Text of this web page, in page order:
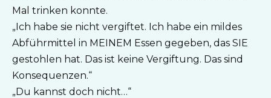
Mal trinken konnte.
„Ich habe sie nicht vergiftet. Ich habe ein mildes
Abführmittel in MEINEM Essen gegeben, das SIE
gestohlen hat. Das ist keine Vergiftung. Das sind
Konsequenzen.“
„Du kannst doch nicht…“